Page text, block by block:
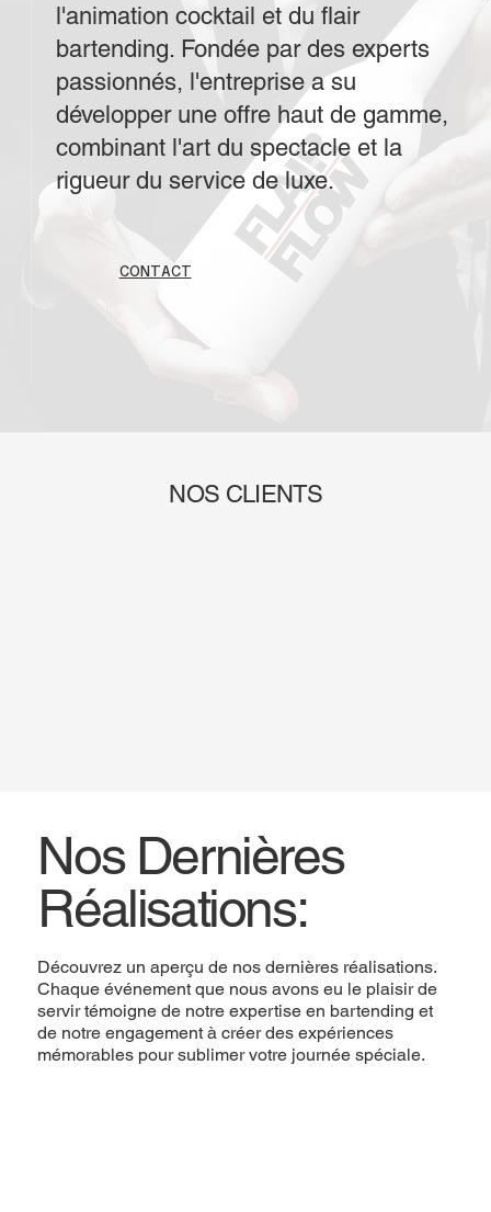
CONTACT
l'animation cocktail et du flair
bartending. Fondée par des experts
passionnés, l'entreprise a su
développer une offre haut de gamme,
combinant l'art du spectacle et la
rigueur du service de luxe.
Nos Dernières
Réalisations:
Découvrez un aperçu de nos dernières réalisations.
Chaque événement que nous avons eu le plaisir de
servir témoigne de notre expertise en bartending et
de notre engagement à créer des expériences
mémorables pour sublimer votre journée spéciale.
NOS CLIENTS